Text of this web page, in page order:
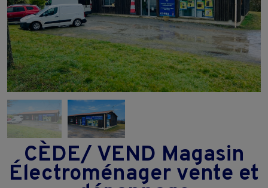
CÈDE/ VEND Magasin
Électroménager vente et